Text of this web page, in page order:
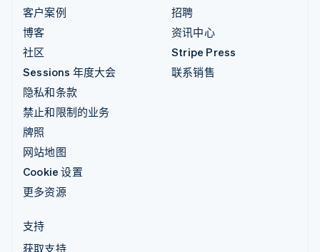
客户案例
博客
社区
Sessions 年度大会
隐私和条款
禁止和限制的业务
牌照
网站地图
Cookie 设置
更多资源
招聘
资讯中心
Stripe Press
联系销售
支持
获取支持